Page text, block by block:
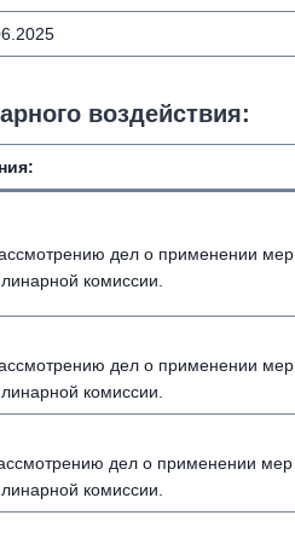
воздействия:
дел о применении мер
комиссии.
дел о применении мер
комиссии.
дел о применении мер
комиссии.